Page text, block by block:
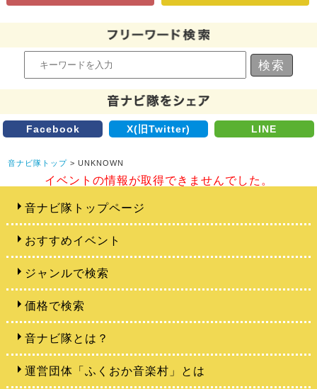
Facebook X(旧Twitter) LINE
音ナビ隊トップ > UNKNOWN
イベントの情報が取得できませんでした。
音ナビ隊トップページ
おすすめイベント
ジャンルで検索
価格で検索
音ナビ隊とは？
運営団体「ふくおか音楽村」とは